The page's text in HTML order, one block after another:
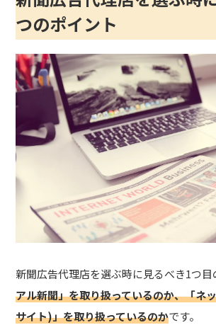
つのポイント
新聞広告代理店を選ぶ時に見るべき1つ
アル新聞」を取り扱っているのか、「ネ
サイト)」を取り扱っているのかです。